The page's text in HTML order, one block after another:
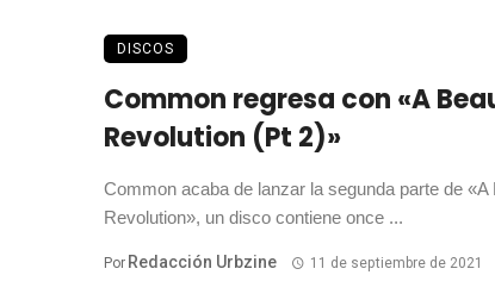
DISCOS
Common regresa con «A
Revolution (Pt 2)»
Common acaba de lanzar la segunda parte de «A
Revolution», un disco contiene once ...
Por Redacción Urbzine 11 de septiembre de 2021